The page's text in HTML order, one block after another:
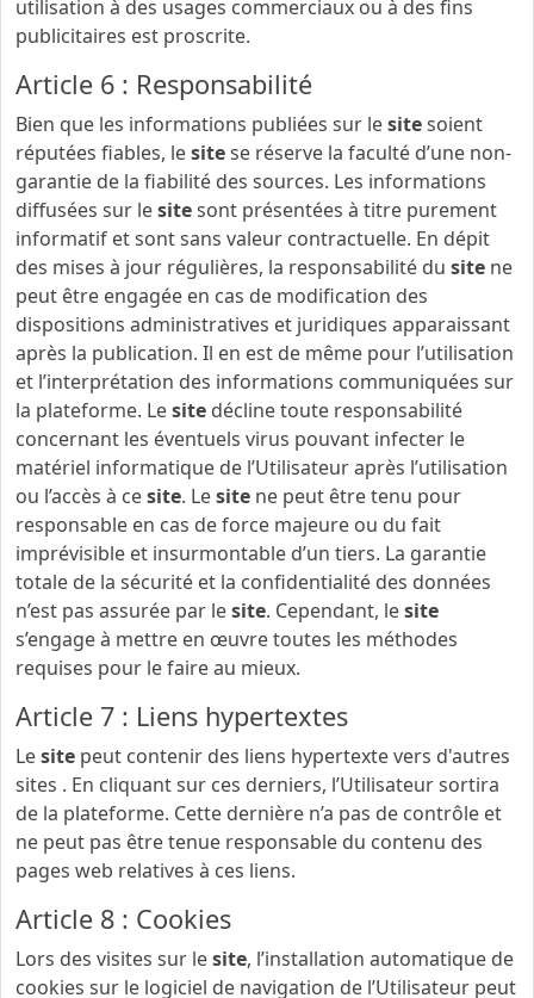
utilisation à des usages commerciaux ou à des fins
publicitaires est proscrite.
Article 6 : Responsabilité
Bien que les informations publiées sur lesitesoient
réputées fiables, lesitese réserve la faculté d’une non-
garantie de la fiabilité des sources. Les informations
diffusées sur lesitesont présentées à titre purement
informatif et sont sans valeur contractuelle. En dépit
des mises à jour régulières, la responsabilité du site ne
peut être engagée en cas de modification des
dispositions administratives et juridiques apparaissant
après la publication. Il en est de même pour l’utilisation
et l’interprétation des informations communiquées sur
la plateforme. Lesite décline toute responsabilité
concernant les éventuels virus pouvant infecter le
matériel informatique de l’Utilisateur après l’utilisation
ou l’accès à cesite. Lesite ne peut être tenu pour
responsable en cas de force majeure ou du fait
imprévisible et insurmontable d’un tiers. La garantie
totale de la sécurité et la confidentialité des données
n’est pas assurée par lesite. Cependant, lesite
s’engage à mettre en œuvre toutes les méthodes
requises pour le faire au mieux.
Article 7 : Liens hypertextes
Lesite peut contenir des liens hypertexte vers d'autres
sites . En cliquant sur ces derniers, l’Utilisateur sortira
de la plateforme. Cette dernière n’a pas de contrôle et
ne peut pas être tenue responsable du contenu des
pages web relatives à ces liens.
Article 8 : Cookies
Lors des visites sur lesite, l’installation automatique de
cookies sur le logiciel de navigation de l’Utilisateur peut